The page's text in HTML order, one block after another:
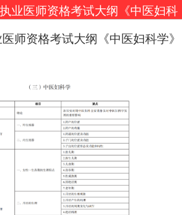
业医师资格考试大纲《中医妇科
学》
师资格考试大纲《中医妇科学》